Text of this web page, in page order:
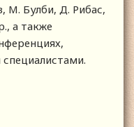
М. Булби, Д. Рибас,
а также